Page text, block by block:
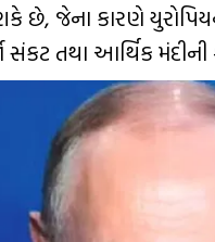
છે, જેના કારણે
તથા આર્થિક